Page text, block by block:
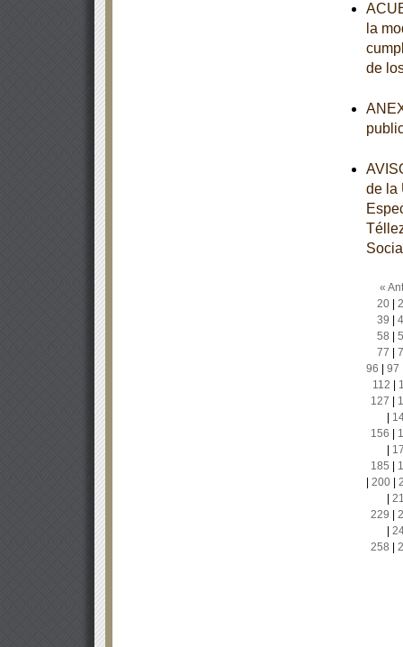
la
de
de la
«
20|
39
58
77
96
97
112
127
156
185
200|
229
258